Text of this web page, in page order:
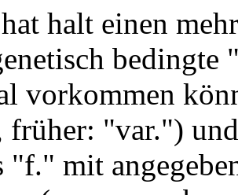
halt einen
vorkommen
früher: "var.")
"f." mit